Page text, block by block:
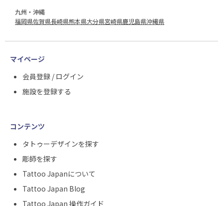
九州・沖縄
福岡県佐賀県長崎県熊本県大分県宮崎県鹿児島県沖縄県
マイページ
会員登録 / ログイン
施設を登録する
コンテンツ
タトゥーデザインを探す
彫師を探す
Tattoo Japanについて
Tattoo Japan Blog
Tattoo Japan 操作ガイド